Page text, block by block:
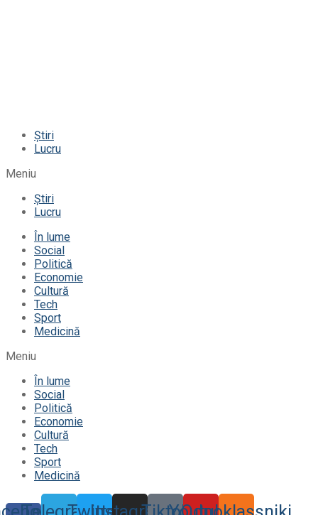
Știri
Lucru
Meniu
Știri
Lucru
În lume
Social
Politică
Economie
Cultură
Tech
Sport
Medicină
Meniu
În lume
Social
Politică
Economie
Cultură
Tech
Sport
Medicină